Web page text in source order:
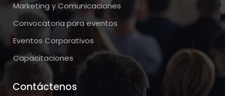
Marketing y Comunicaciones
Convocatoria para eventos
Eventos Corporativos
Capacitaciones
Contáctenos